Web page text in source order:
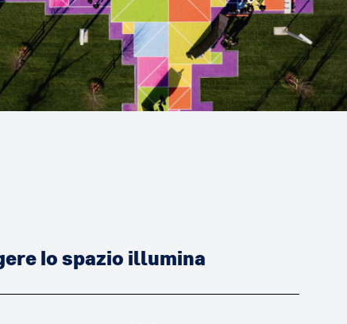
lo spazio illumina